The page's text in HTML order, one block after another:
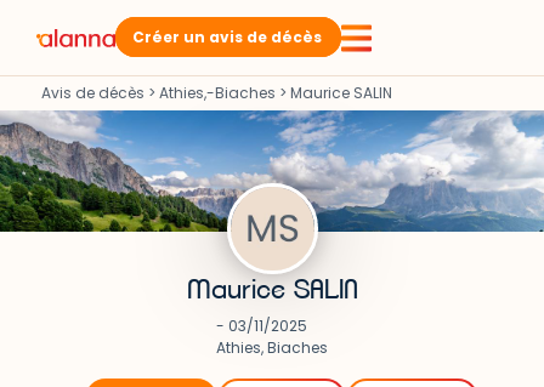
Créer un avis de décès
Avis de décès > Athies,-Biaches > Maurice SALIN
Maurice SALIN
- 03/11/2025
Athies, Biaches